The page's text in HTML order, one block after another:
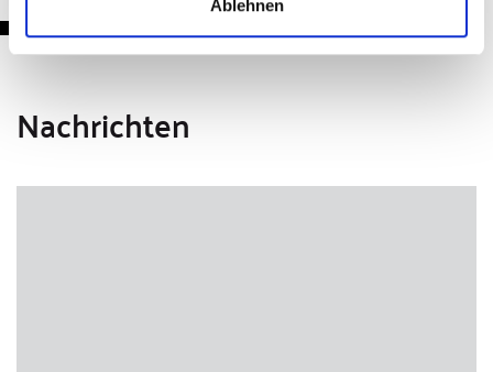
Ablehnen
Nachrichten